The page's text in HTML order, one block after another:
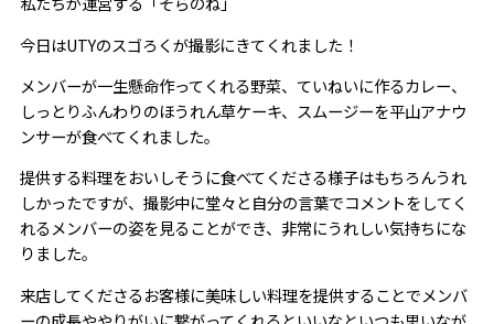
今日はUTYのスゴろくが撮影にきてくれました！
メンバーが一生懸命作ってくれる野菜、ていねいに作るカレー、
しっとりふんわりのほうれん草ケーキ、スムージーを平山アナウ
ンサーが食べてくれました。
提供する料理をおいしそうに食べてくださる様子はもちろんうれ
しかったですが、撮影中に堂々と自分の言葉でコメントをしてく
れるメンバーの姿を見ることができ、非常にうれしい気持ちにな
りました。
来店してくださるお客様に美味しい料理を提供することでメンバ